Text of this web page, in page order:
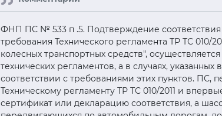
ФНП ПС № 533 п .5. Подтверждение соответствия
требования Технического регламента ТР ТС 010/
колесных транспортных средств",
технических регламентов, а в случаях,
соответствии с требованиями этих пунктов. ПС,
Техническому регламенту ТР ТС 010/2011 и
сертификат или декларацию соответствия, а